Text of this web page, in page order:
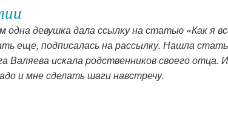
девушка дала ссылку на статью «Как я
еще, подписалась на рассылку. Нашла
искала родственников своего отца.
и мне сделать шаги навстречу.